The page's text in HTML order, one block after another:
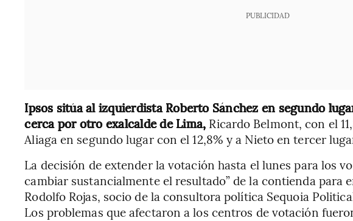
PUBLICIDAD
Ipsos sitúa al izquierdista Roberto Sánchez en segundo
cerca por otro exalcalde de Lima, Ricardo Belmont, con el
Aliaga en segundo lugar con el 12,8% y a Nieto en tercer
La decisión de extender la votación hasta el lunes para los
cambiar sustancialmente el resultado” de la contienda para
Rodolfo Rojas, socio de la consultora política Sequoia
Los problemas que afectaron a los centros de votación